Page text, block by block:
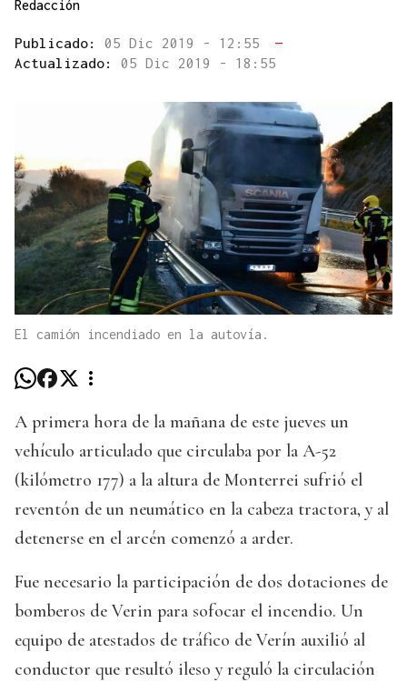
Redacción
Publicado: 05 Dic 2019 - 12:55
—
Actualizado: 05 Dic 2019 - 18:55
El camión incendiado en la autovía.
A primera hora de la mañana de este jueves un
vehículo articulado que circulaba por la A-52
(kilómetro 177) a la altura de Monterrei sufrió el
reventón de un neumático en la cabeza tractora, y al
detenerse en el arcén comenzó a arder.
Fue necesario la participación de dos dotaciones de
bomberos de Verin para sofocar el incendio. Un
equipo de atestados de tráfico de Verín auxilió al
conductor que resultó ileso y reguló la circulación